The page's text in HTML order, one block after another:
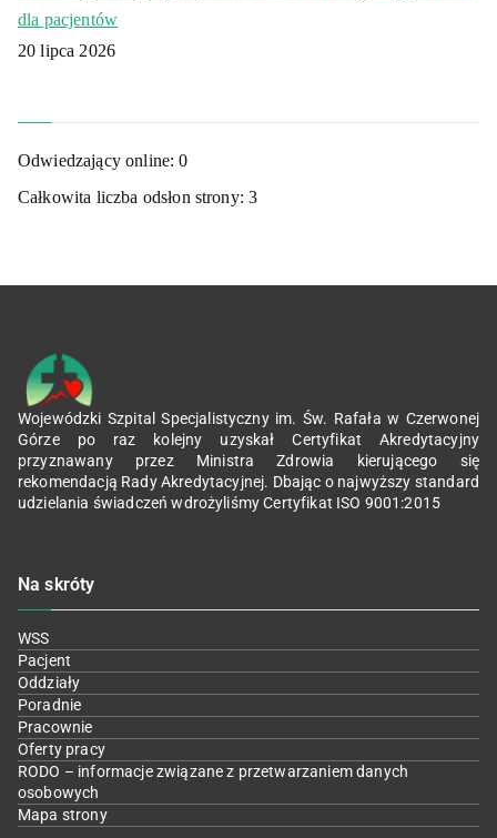
dla pacjentów
20 lipca 2026
Odwiedzający online:0
Całkowita liczba odsłon strony:3
Wojewódzki Szpital Specjalistyczny im. Św. Rafała w Czerwonej
Górze po raz kolejny uzyskał Certyfikat Akredytacyjny
przyznawany przez Ministra Zdrowia kierującego się
rekomendacją Rady Akredytacyjnej. Dbając o najwyższy standard
udzielania świadczeń wdrożyliśmy Certyfikat ISO 9001:2015
Na skróty
WSS
Pacjent
Oddziały
Poradnie
Pracownie
Oferty pracy
RODO – informacje związane z przetwarzaniem danych
osobowych
Mapa strony